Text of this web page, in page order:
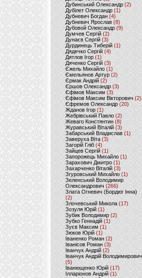
Дубинський Олександр(2)
Дубілет Олександр (1)
Дубневич Богдан (4)
Дубневич Ярослав (8)
Дубовой Олександр(9)
Думчев Сергій (2)
Дунаєв Сергій(3)
Дурдинець Тиберій (1)
Дядечко Сергій (4)
Дятлов Ігор (1)
Дяченко Сергій (3)
Єжель Михайло (1)
Ємельянов Артур (2)
Єрмак Андрій (2)
Єршов Олександр (3)
Єфімов Максим (3)
Єфімов Максим Вікторович (2)
Єфремов Олександр (20)
Жданов Ігор (1)
Жебрівський Павло (2)
Жеваго Констянтин (8)
Журавський Віталій (3)
Забарський Владислав (1)
Заверуха Віта (3)
Загорій Гліб (4)
Зайцев Сергій(1)
Запорожець Михайло (1)
Зарахович Дмитро (1)
Захарченко Віталій (3)
Згуровський Михайло (1)
Зеленський Володимир
Олександрович (266)
Злата Огневич (Бордюг Інна)
(2)
Злочевський Микола(17)
Зозуля Юрій (1)
Зубик Володимир (2)
Зубко Геннадій (1)
Зуєв Максим(1)
Зюков Юрій (1)
Іваненко Роман (2)
Іванісов Роман (3)
Іванчук Андрій(2)
Іванчук Андрій Володимирович
(5)
Іванющенко Юрій (17)
Ілларіонов Андрій (1)